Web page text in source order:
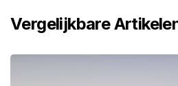
Vergelijkbare